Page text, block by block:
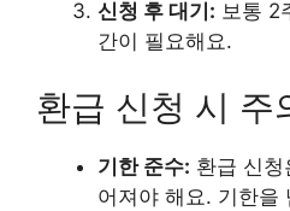
신청 후 대기: 보통 2
간이 필요해요.
환급 신청 시 주
기한 준수: 환급 신
어져야 해요. 기한을